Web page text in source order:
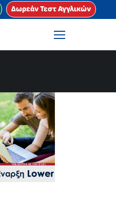
Δωρεάν Τεστ Αγγλικών